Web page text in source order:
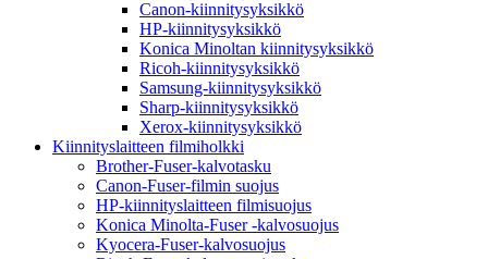
Canon-kiinnitysyksikkö
HP-kiinnitysyksikkö
Konica Minoltan kiinnitysyksikkö
Ricoh-kiinnitysyksikkö
Samsung-kiinnitysyksikkö
Sharp-kiinnitysyksikkö
Xerox-kiinnitysyksikkö
Kiinnityslaitteen filmiholkki
Brother-Fuser-kalvotasku
Canon-Fuser-filmin suojus
HP-kiinnityslaitteen filmisuojus
Konica Minolta-Fuser -kalvosuojus
Kyocera-Fuser-kalvosuojus